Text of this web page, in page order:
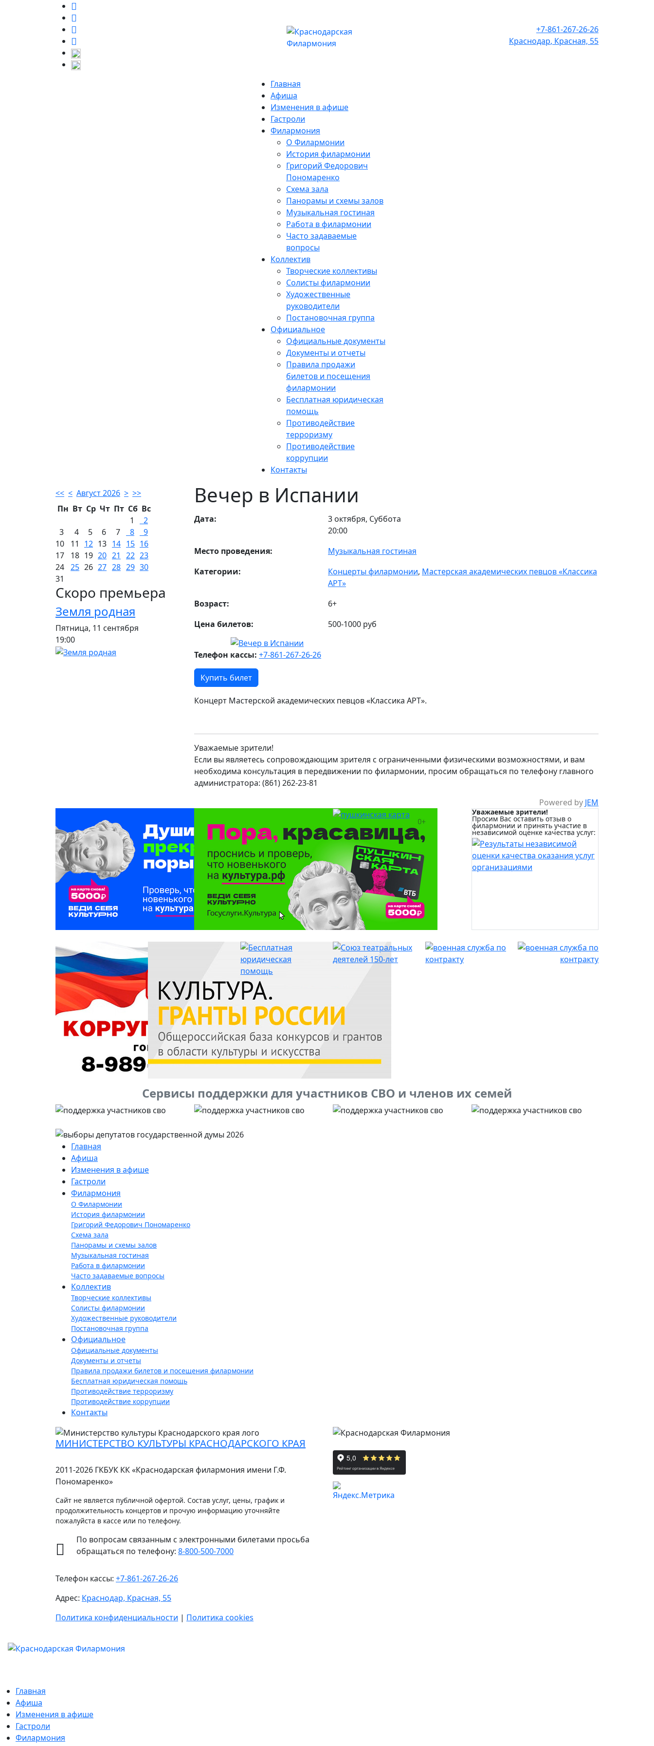
+7-861-267-26-26
Краснодар, Красная, 55
Главная
Афиша
Изменения в афише
Гастроли
Филармония
О Филармонии
История филармонии
Григорий Федорович
Пономаренко
Схема зала
Панорамы и схемы залов
Музыкальная гостиная
Работа в филармонии
Часто задаваемые
вопросы
Коллектив
Творческие коллективы
Солисты филармонии
Художественные
руководители
Постановочная группа
Официальное
Официальные документы
Документы и отчеты
Правила продажи
билетов и посещения
филармонии
Бесплатная юридическая
помощь
Противодействие
терроризму
Противодействие
коррупции
Контакты
<< < Август 2026 > >>
Пн Вт Ср Чт Пт Сб Вс
1
2
3
4 5 6 7 8
9
10
11 12 13 14 15 16
17
18 19 20 21 22 23
24 25 26 27 28 29 30
31
Скоро премьера
Земля родная
Пятница, 11 сентября
19:00
Вечер в Испании
Дата:
3 октября, Суббота
20:00
Место проведения:
Музыкальная гостиная
Категории:
Концерты филармонии, Мастерская академических певцов «Классика
АРТ»
Возраст:
6+
Цена билетов:
500-1000 руб
Телефон кассы: +7-861-267-26-26
Купить билет
Концерт Мастерской академических певцов «Классика АРТ».
Уважаемые зрители!
Если вы являетесь сопровождающим зрителя с ограниченными физическими возможностями, и вам
необходима консультация в передвижении по филармонии, просим обращаться по телефону главного
администратора: (861) 262-23-81
Powered by JEM
Уважаемые зрители!
Просим Вас оставить отзыв о
филармонии и принять участие в
независимой оценке качества услуг:
Сервисы поддержки для участников СВО и членов их семей
Главная
Афиша
Изменения в афише
Гастроли
Филармония
О Филармонии
История филармонии
Григорий Федорович Пономаренко
Схема зала
Панорамы и схемы залов
Музыкальная гостиная
Работа в филармонии
Часто задаваемые вопросы
Коллектив
Творческие коллективы
Солисты филармонии
Художественные руководители
Постановочная группа
Официальное
Официальные документы
Документы и отчеты
Правила продажи билетов и посещения филармонии
Бесплатная юридическая помощь
Противодействие терроризму
Противодействие коррупции
Контакты
МИНИСТЕРСТВО КУЛЬТУРЫ КРАСНОДАРСКОГО КРАЯ
2011-2026 ГКБУК КК «Краснодарская филармония имени Г.Ф.
Пономаренко»
Сайт не является публичной офертой. Состав услуг, цены, график и
продолжительность концертов и прочую информацию уточняйте
пожалуйста в кассе или по телефону.
По вопросам связанным с электронными билетами просьба
обращаться по телефону: 8-800-500-7000
Телефон кассы: +7-861-267-26-26
Адрес: Краснодар, Красная, 55
Политика конфиденциальности | Политика cookies
Главная
Афиша
Изменения в афише
Гастроли
Филармония